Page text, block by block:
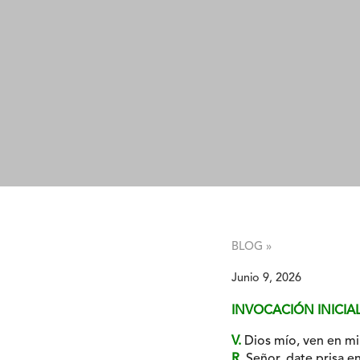
BLOG »
Junio 9, 2026
INVOCACIÓN
V. Dios mío, ven en